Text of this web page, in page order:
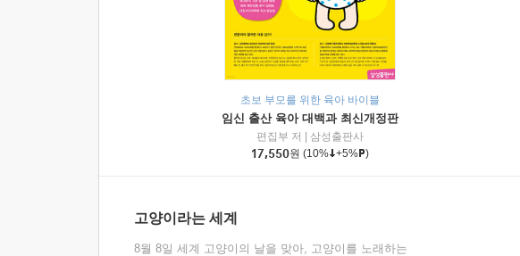
초보 부모를 위한 육아 바이블
임신 출산 육아 대백과 최신개정판
편집부 저
삼성출판사
17,550원 (10% +5% )
고양이라는 세계
8월 8일 세계 고양이의 날을 맞아, 고양이를 노래하는